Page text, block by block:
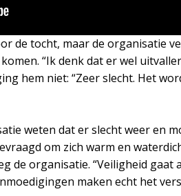
de tocht, maar de organisatie
“Ik denk dat er wel
hem niet: “Zeer slecht. Het
weten dat er slecht weer en
om zich warm en
de organisatie. “Veiligheid gaat
maken echt het